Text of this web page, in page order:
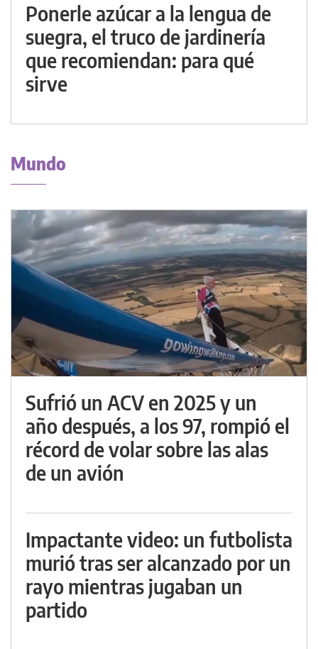
Ponerle azúcar a la lengua de
suegra, el truco de jardinería
que recomiendan: para qué
sirve
Mundo
Sufrió un ACV en 2025 y un
año después, a los 97, rompió el
récord de volar sobre las alas
de un avión
Impactante video: un futbolista
murió tras ser alcanzado por un
rayo mientras jugaban un
partido